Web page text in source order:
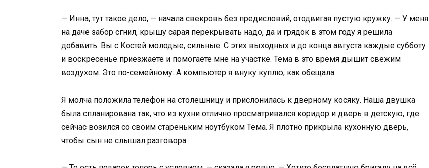
— Инна, тут такое дело, — начала свекровь без предисловий, отодвигая пустую кружку. — У меня
на даче забор сгнил, крышу сарая перекрывать надо, да и грядок в этом году я решила
добавить. Вы с Костей молодые, сильные. С этих выходных и до конца августа каждые субботу
и воскресенье приезжаете и помогаете мне на участке. Тёма в это время дышит свежим
воздухом. Это по-семейному. А компьютер я внуку куплю, как обещала.
Я молча положила телефон на столешницу и прислонилась к дверному косяку. Наша двушка
была спланирована так, что из кухни отлично просматривался коридор и дверь в детскую, где
сейчас возился со своим стареньким ноутбуком Тёма. Я плотно прикрыла кухонную дверь,
чтобы сын не слышал разговора.